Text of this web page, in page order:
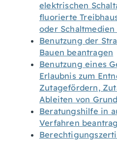
elektrischen
fluorierte
oder Schaltmedien
Benutzung der
Bauen beantragen
Benutzung eines
Erlaubnis zum
Zutagefördern,
Ableiten von
Beratungshilfe in
Verfahren